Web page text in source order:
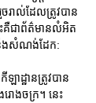
រាល់ដែលត្រូវបាន
ះគឺជាព័ត៌មានលំអិត
ងសំណង់ដែក:
ាដ្ឋានត្រូវបាន
ោងចក្រ។ នេះ